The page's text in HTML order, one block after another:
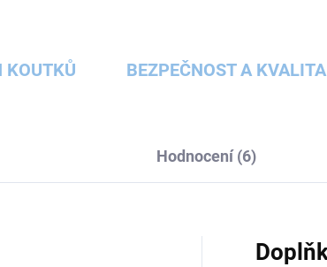
KOUTKŮ BEZPEČNOST A KVALITA
Hodnocení (6)